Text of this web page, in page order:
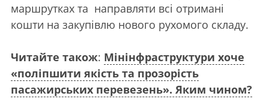
маршрутках та направляти всі отримані
кошти на закупівлю нового рухомого складу.
Читайте також: Мінінфраструктури хоче
«поліпшити якість та прозорість
пасажирських перевезень». Яким чином?